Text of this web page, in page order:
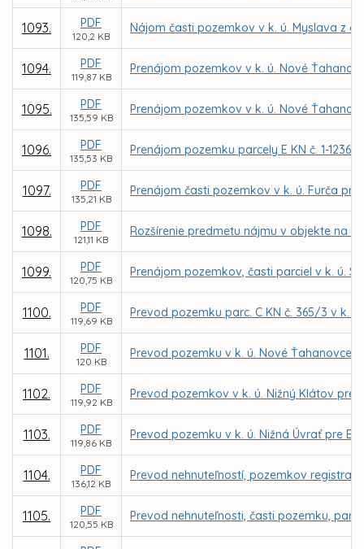
1093. PDF
120,2 KB
Nájom časti pozemkov v k. ú. Myslava z
1094. PDF
119,87 KB
Prenájom pozemkov v k. ú. Nové
1095. PDF
135,59 KB
Prenájom pozemkov v k. ú. Nové
1096. PDF
135,53 KB
Prenájom pozemku parcely E KN č. 1-
1097. PDF
135,21 KB
Prenájom časti pozemkov v k. ú. Furča
1098. PDF
121,11 KB
Rozšírenie predmetu nájmu v objekte na
1099. PDF
120,75 KB
Prenájom pozemkov, časti parciel v k. ú.
1100. PDF
119,69 KB
Prevod pozemku parc. C KN č. 365/3 v k.
1101. PDF
120 KB
Prevod pozemku v k. ú. Nové Ťahanovce
1102. PDF
119,92 KB
Prevod pozemkov v k. ú. Nižný Klátov
1103. PDF
119,86 KB
Prevod pozemku v k. ú. Nižná Úvrať pre
1104. PDF
136,12 KB
Prevod nehnuteľností, pozemkov registra
1105. PDF
120,55 KB
Prevod nehnuteľnosti, časti pozemku,